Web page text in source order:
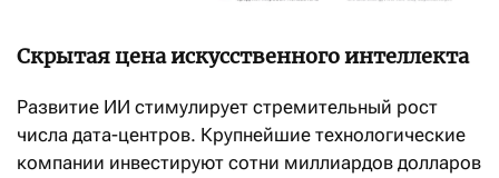
Скрытая цена искусственного интеллекта
Развитие ИИ стимулирует стремительный рост
числа дата-центров. Крупнейшие технологические
компании инвестируют сотни миллиардов долларов